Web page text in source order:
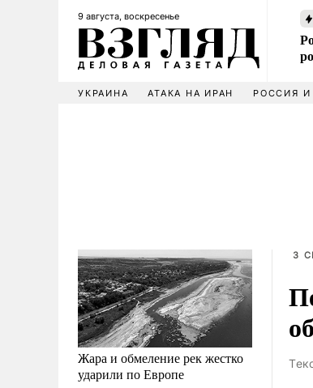
9 августа, воскресенье
УКРАИНА АТАКА НА ИРАН РОССИЯ
Жара и обмеление рек жестко
ударили по Европе
3